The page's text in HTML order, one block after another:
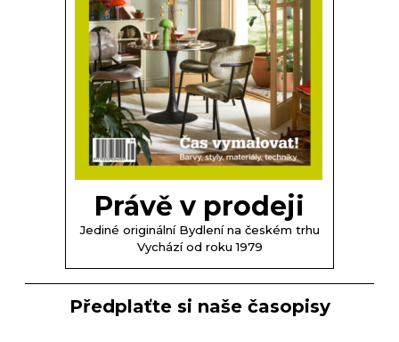
Právě v prodeji
Jediné originální Bydlení na českém trhu
Vychází od roku 1979
Předplaťte si naše časopisy